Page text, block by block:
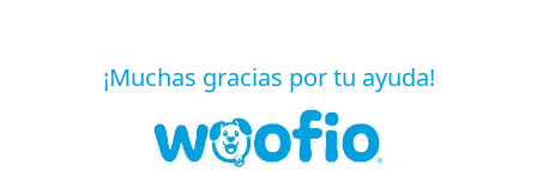
¡Muchas gracias por tu ayuda!